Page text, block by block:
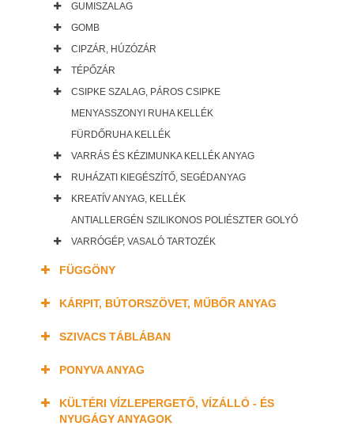
GUMISZALAG
GOMB
CIPZÁR, HÚZÓZÁR
TÉPŐZÁR
CSIPKE SZALAG, PÁROS CSIPKE
MENYASSZONYI RUHA KELLÉK
FÜRDŐRUHA KELLÉK
VARRÁS ÉS KÉZIMUNKA KELLÉK ANYAG
RUHÁZATI KIEGÉSZÍTŐ, SEGÉDANYAG
KREATÍV ANYAG, KELLÉK
ANTIALLERGÉN SZILIKONOS POLIÉSZTER GOLYÓ
VARRÓGÉP, VASALÓ TARTOZÉK
FÜGGÖNY
KÁRPIT, BÚTORSZÖVET, MŰBŐR ANYAG
SZIVACS TÁBLÁBAN
PONYVA ANYAG
KÜLTÉRI VÍZLEPERGETŐ, VÍZÁLLÓ - ÉS
NYUGÁGY ANYAGOK